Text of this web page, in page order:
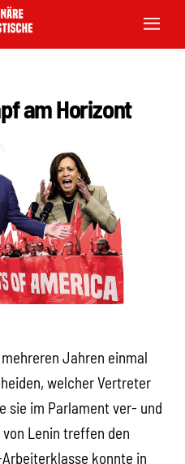
am Horizont
Jahren einmal
welcher Vertreter
sie im Parlament ver- und
Lenin treffen den
konnte in